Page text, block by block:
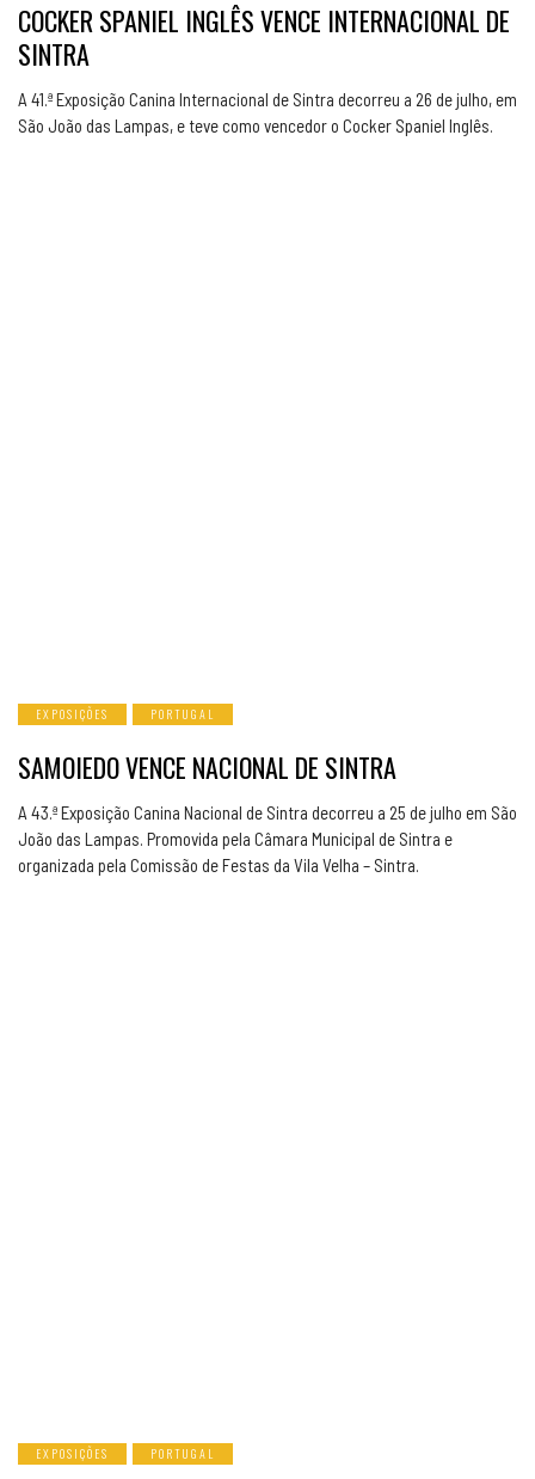
COCKER SPANIEL INGLÊS VENCE INTERNACIONAL DE
SINTRA
A 41.ª Exposição Canina Internacional de Sintra decorreu a 26 de julho, em
São João das Lampas, e teve como vencedor o Cocker Spaniel Inglês.
EXPOSIÇÕES PORTUGAL
SAMOIEDO VENCE NACIONAL DE SINTRA
A 43.ª Exposição Canina Nacional de Sintra decorreu a 25 de julho em São
João das Lampas. Promovida pela Câmara Municipal de Sintra e
organizada pela Comissão de Festas da Vila Velha – Sintra.
EXPOSIÇÕES PORTUGAL